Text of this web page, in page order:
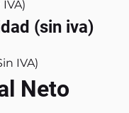
(sin iva)
IVA)
Neto